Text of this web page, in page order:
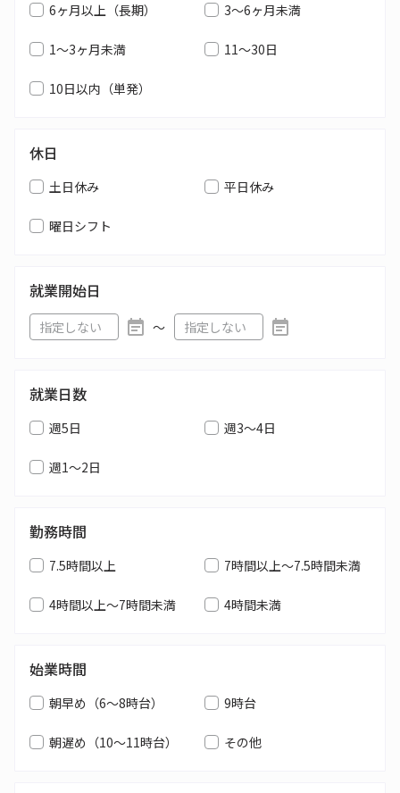
6ヶ月以上（長期） 3～6ヶ月未満
1～3ヶ月未満 11～30日
10日以内（単発）
休日
土日休み 平日休み
曜日シフト
就業開始日
〜
就業日数
週5日 週3～4日
週1～2日
勤務時間
7.5時間以上 7時間以上～7.5時間未満
4時間以上～7時間未満 4時間未満
始業時間
朝早め（6～8時台） 9時台
朝遅め（10～11時台） その他